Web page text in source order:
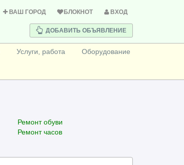
ВАШ ГОРОД БЛОКНОТ ВХОД
ДОБАВИТЬ ОБЪЯВЛЕНИЕ
Услуги, работа Оборудование
Ремонт обуви
Ремонт часов